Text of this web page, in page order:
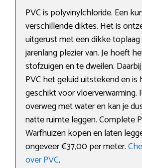
PVC is polyvinylchloride. Een
verschillende diktes. Het is
uitgerust met een dikke
jarenlang plezier van. Je hoeft
stofzuigen en te dweilen.
PVC het geluid uitstekend en is
geschikt voor vloerverwarming.
overweg met water en kan je
natte ruimte leggen. Complete
Warfhuizen kopen en laten
ongeveer €37,00 per meter.
over PVC.